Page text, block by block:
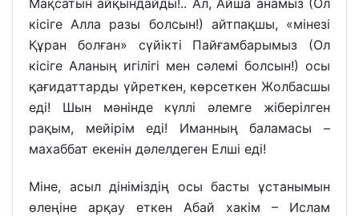
Мақсатын айқындайды!.. Ал, Айша анамыз (Ол
кісіге Алла разы болсын!) айтпақшы, «мінезі
Құран болған» сүйікті Пайғамбарымыз (Ол
кісіге Аланың игілігі мен сәлемі болсын!) осы
қағидаттарды үйреткен, көрсеткен Жолбасшы
еді! Шын мәнінде күллі әлемге жіберілген
рақым, мейірім еді! Иманның баламасы –
махаббат екенін дәлелдеген Елші еді!
Міне, асыл дініміздің осы басты ұстанымын
өлеңіне арқау еткен Абай хакім – Ислам